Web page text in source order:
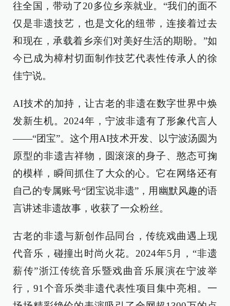
往全国，带动了20多位乡亲就业。“我们的面不
仅是非遗技艺，也是文化的纽带，连接着过去
和现在，承载着乡亲们对美好生活的期盼。”如
今已成为樟村切面制作技艺代表性传承人的徐
佳宁说。
AI技术的加持，让古老的非遗在数字世界中焕
发新生机。2024年，宁波非遗有了形象代言人
——“团宝”。这个用AI技术开发、以宁波汤圆为
原型的非遗吉祥物，圆滚滚的身子、憨态可掬
的模样，瞬间抓住了大众的心。它在网络还有
自己的专属账号“团宝说非遗”，用幽默风趣的语
言讲述非遗故事，收获了一众粉丝。
古老的非遗与新创作品同台，传统戏曲遇上现
代音乐，碰撞出时尚火花。2024年5月，“非遗
薪传”浙江传统音乐暨戏曲音乐展演在宁波举
行，91个音乐类非遗代表性项目集中亮相。一